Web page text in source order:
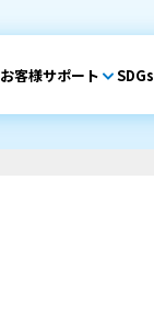
お客様サポート SDGs